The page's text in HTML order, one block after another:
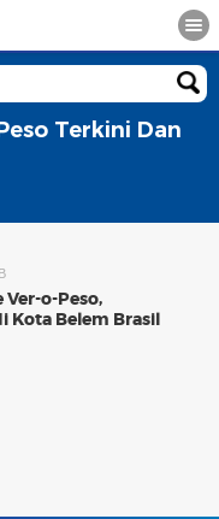
Terkini Dan
o-Peso,
Kota Belem Brasil